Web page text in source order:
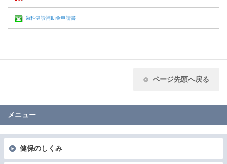
歯科健診補助金申請書
ページ先頭へ戻る
メニュー
健保のしくみ